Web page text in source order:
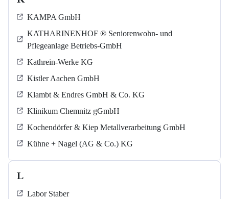
KAMPA GmbH
KATHARINENHOF ® Seniorenwohn- und
Pflegeanlage Betriebs-GmbH
Kathrein-Werke KG
Kistler Aachen GmbH
Klambt & Endres GmbH & Co. KG
Klinikum Chemnitz gGmbH
Kochendörfer & Kiep Metallverarbeitung GmbH
Kühne + Nagel (AG & Co.) KG
L
Labor Staber